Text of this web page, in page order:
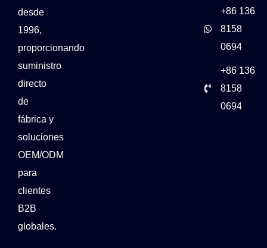
desde
1996,
proporcionando
suministro
directo
de
fábrica y
soluciones
OEM/ODM
para
clientes
B2B
globales.
+86 136
8158
0694
+86 136
8158
0694